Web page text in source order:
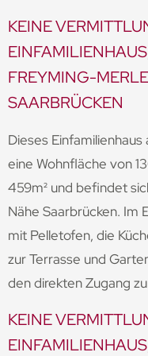
KEINE
FREYMING-
SAARBRÜCKEN
Dieses
eine Wohnfläche von
459m² und befindet
Nähe Saarbrücken. Im
mit Pelletofen, die
zur Terrasse und
den direkten Zugang
KEINE